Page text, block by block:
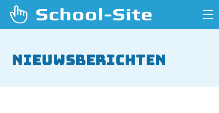
Nieuwsberichten